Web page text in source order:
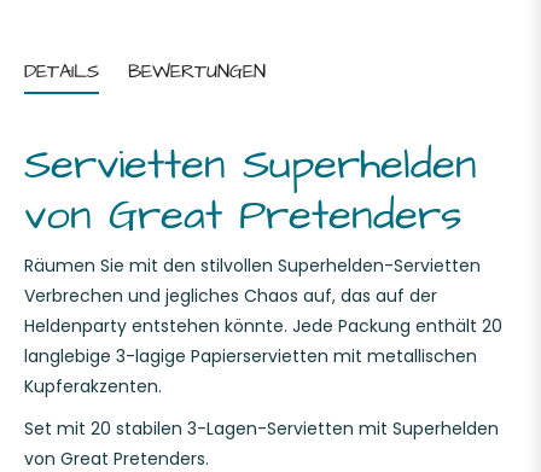
DETAILS BEWERTUNGEN
Servietten Superhelden
von Great Pretenders
Räumen Sie mit den stilvollen Superhelden-Servietten
Verbrechen und jegliches Chaos auf, das auf der
Heldenparty entstehen könnte. Jede Packung enthält 20
langlebige 3-lagige Papierservietten mit metallischen
Kupferakzenten.
Set mit 20 stabilen 3-Lagen-Servietten mit Superhelden
von Great Pretenders.